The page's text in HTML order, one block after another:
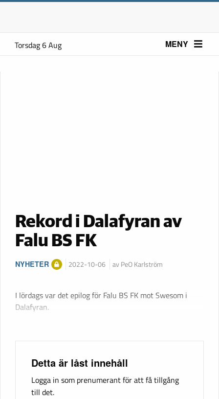
Torsdag 6 Aug MENY
Rekord i Dalafyran av
Falu BS FK
NYHETER 2022-10-06 av PeO Karlström
I lördags var det epilog för Falu BS FK mot Swesom i
Dalafyran.
Detta är låst innehåll
Logga in som prenumerant för att få tillgång
till det.